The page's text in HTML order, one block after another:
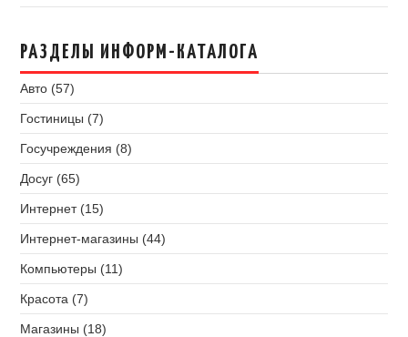
РАЗДЕЛЫ ИНФОРМ-КАТАЛОГА
Авто (57)
Гостиницы (7)
Госучреждения (8)
Досуг (65)
Интернет (15)
Интернет-магазины (44)
Компьютеры (11)
Красота (7)
Магазины (18)